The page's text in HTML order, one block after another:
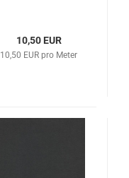
10,50 EUR
10,50 EUR pro Meter